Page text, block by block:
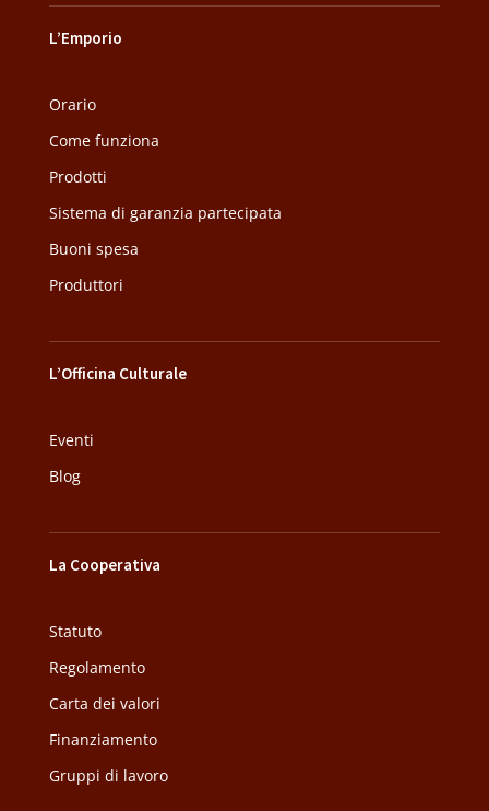
L’Emporio
Orario
Come funziona
Prodotti
Sistema di garanzia partecipata
Buoni spesa
Produttori
L’Officina Culturale
Eventi
Blog
La Cooperativa
Statuto
Regolamento
Carta dei valori
Finanziamento
Gruppi di lavoro